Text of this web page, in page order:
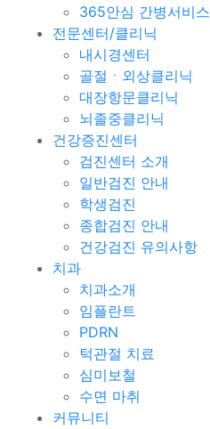
365안심 간병서비스
전문센터/클리닉
내시경센터
골절ㆍ외상클리닉
대장항문클리닉
뇌졸중클리닉
건강증진센터
검진센터 소개
일반검진 안내
학생검진
종합검진 안내
건강검진 유의사항
치과
치과소개
임플란트
PDRN
턱관절 치료
심미보철
수면 마취
커뮤니티